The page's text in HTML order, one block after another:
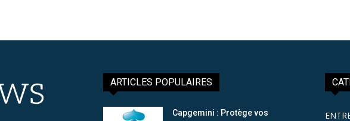
ARTICLES POPULAIRES
Capgemini : Protège vos